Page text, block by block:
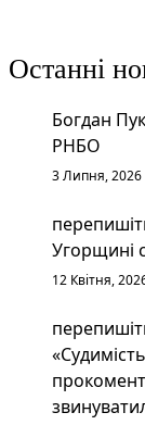
Останні
Богдан
РНБО
3 Липня, 2026
Угорщині
12 Квітня,